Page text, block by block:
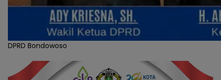
DPRD Bondowoso